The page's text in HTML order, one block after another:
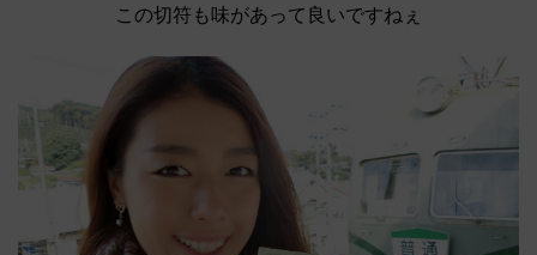
この切符も味があって良いですねぇ